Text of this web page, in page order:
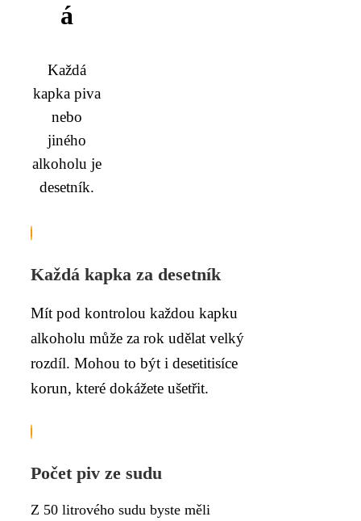
á
Každá
kapka piva
nebo
jiného
alkoholu je
desetník.
Každá kapka za desetník
Mít pod kontrolou každou kapku
alkoholu může za rok udělat velký
rozdíl. Mohou to být i desetitisíce
korun, které dokážete ušetřit.
Počet piv ze sudu
Z 50 litrového sudu byste měli